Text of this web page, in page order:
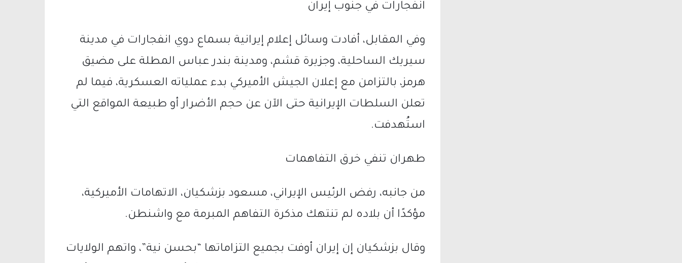
انفجارات في جنوب إيران
وفي المقابل، أفادت وسائل إعلام إيرانية بسماع دوي انفجارات في مدينة
سيريك الساحلية، وجزيرة قشم، ومدينة بندر عباس المطلة على مضيق
هرمز، بالتزامن مع إعلان الجيش الأميركي بدء عملياته العسكرية، فيما لم
تعلن السلطات الإيرانية حتى الآن عن حجم الأضرار أو طبيعة المواقع التي
استُهدفت.
طهران تنفي خرق التفاهمات
من جانبه، رفض الرئيس الإيراني، مسعود بزشكيان، الاتهامات الأميركية،
مؤكدًا أن بلاده لم تنتهك مذكرة التفاهم المبرمة مع واشنطن.
وقال بزشكيان إن إيران أوفت بجميع التزاماتها “بحسن نية”، واتهم الولايات